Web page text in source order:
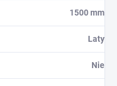
1500 mm
Laty
Nie